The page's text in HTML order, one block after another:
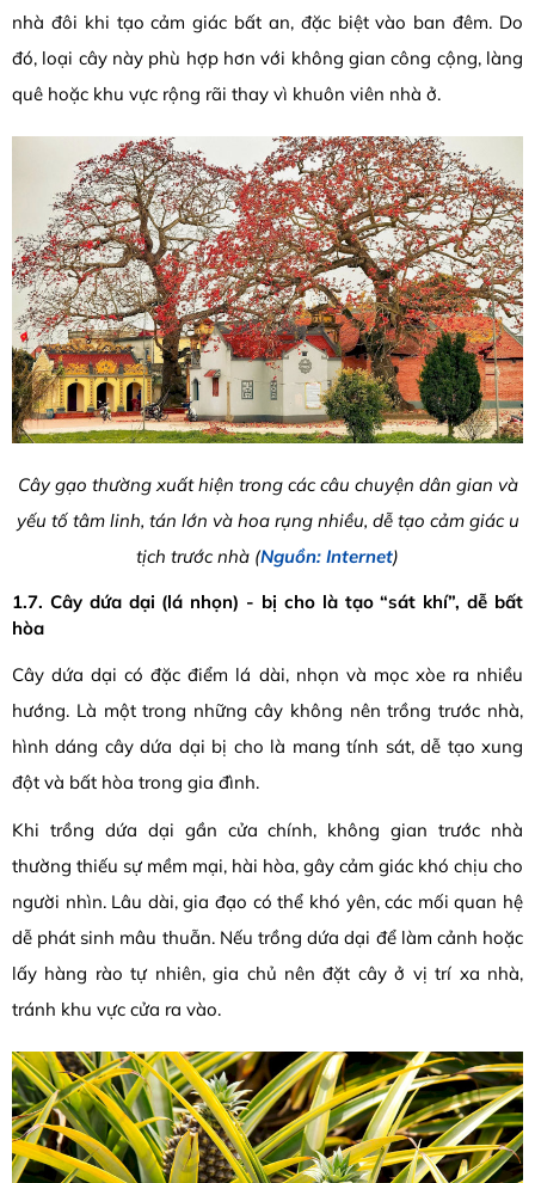
nhà đôi khi tạo cảm giác bất an, đặc biệt vào ban đêm. Do
đó, loại cây này phù hợp hơn với không gian công cộng, làng
quê hoặc khu vực rộng rãi thay vì khuôn viên nhà ở.
Cây gạo thường xuất hiện trong các câu chuyện dân gian và
yếu tố tâm linh, tán lớn và hoa rụng nhiều, dễ tạo cảm giác u
tịch trước nhà (Nguồn: Internet)
1.7. Cây dứa dại (lá nhọn) - bị cho là tạo “sát khí”, dễ bất
hòa
Cây dứa dại có đặc điểm lá dài, nhọn và mọc xòe ra nhiều
hướng. Là một trong những cây không nên trồng trước nhà,
hình dáng cây dứa dại bị cho là mang tính sát, dễ tạo xung
đột và bất hòa trong gia đình.
Khi trồng dứa dại gần cửa chính, không gian trước nhà
thường thiếu sự mềm mại, hài hòa, gây cảm giác khó chịu cho
người nhìn. Lâu dài, gia đạo có thể khó yên, các mối quan hệ
dễ phát sinh mâu thuẫn. Nếu trồng dứa dại để làm cảnh hoặc
lấy hàng rào tự nhiên, gia chủ nên đặt cây ở vị trí xa nhà,
tránh khu vực cửa ra vào.